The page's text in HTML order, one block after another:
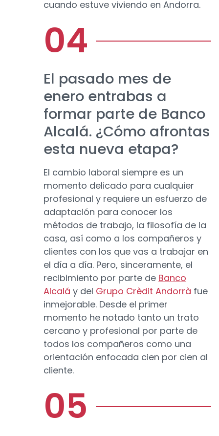
cuando estuve viviendo en Andorra.
El pasado mes de
enero entrabas a
formar parte de Banco
Alcalá. ¿Cómo afrontas
esta nueva etapa?
El cambio laboral siempre es un
momento delicado para cualquier
profesional y requiere un esfuerzo de
adaptación para conocer los
métodos de trabajo, la filosofía de la
casa, así como a los compañeros y
clientes con los que vas a trabajar en
el día a día. Pero, sinceramente, el
recibimiento por parte de Banco
Alcalá y del Grupo Crèdit Andorrà fue
inmejorable. Desde el primer
momento he notado tanto un trato
cercano y profesional por parte de
todos los compañeros como una
orientación enfocada cien por cien al
cliente.